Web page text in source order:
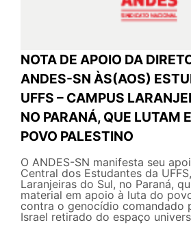
NOTA DE APOIO DA
ANDES-SN ÀS(AOS)
UFFS – CAMPUS
NO PARANÁ, QUE LUTAM
POVO PALESTINO
O ANDES-SN manifesta seu
Central dos Estudantes da
Laranjeiras do Sul, no Paraná,
material em apoio à luta do
contra o genocídio comandado
Israel retirado do espaço